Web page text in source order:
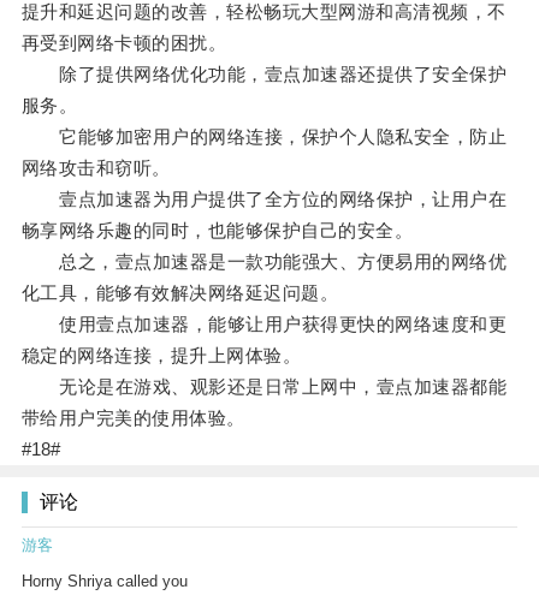
提升和延迟问题的改善，轻松畅玩大型网游和高清视频，不
再受到网络卡顿的困扰。
除了提供网络优化功能，壹点加速器还提供了安全保护
服务。
它能够加密用户的网络连接，保护个人隐私安全，防止
网络攻击和窃听。
壹点加速器为用户提供了全方位的网络保护，让用户在
畅享网络乐趣的同时，也能够保护自己的安全。
总之，壹点加速器是一款功能强大、方便易用的网络优
化工具，能够有效解决网络延迟问题。
使用壹点加速器，能够让用户获得更快的网络速度和更
稳定的网络连接，提升上网体验。
无论是在游戏、观影还是日常上网中，壹点加速器都能
带给用户完美的使用体验。
#18#
评论
游客
Horny Shriya called you